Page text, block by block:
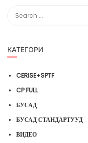
КАТЕГОРИ
CERISE+SPTF
CP FULL
БУСАД
БУСАД СТАНДАРТУУД
ВИДЕО